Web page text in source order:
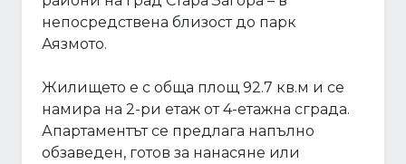
непосредствена близост до парк
Аязмото.
Жилището е с обща площ 92.7 кв.м и се
намира на 2-ри етаж от 4-етажна сграда.
Апартаментът се предлага напълно
обзаведен, готов за нанасяне или